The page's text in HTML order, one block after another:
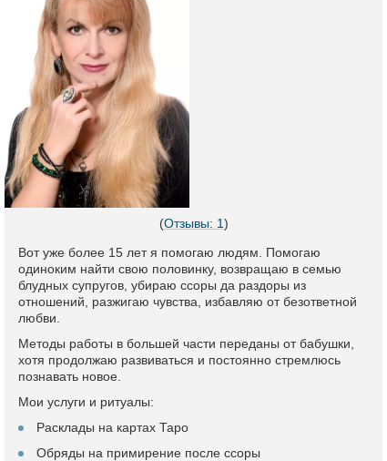
(Отзывы: 1)
Вот уже более 15 лет я помогаю людям. Помогаю
одиноким найти свою половинку, возвращаю в семью
блудных супругов, убираю ссоры да раздоры из
отношений, разжигаю чувства, избавляю от безответной
любви.
Методы работы в большей части переданы от бабушки,
хотя продолжаю развиваться и постоянно стремлюсь
познавать новое.
Мои услуги и ритуалы:
Расклады на картах Таро
Обряды на примирение после ссоры